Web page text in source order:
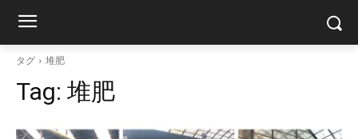
タグ 堆肥
Tag: 堆肥